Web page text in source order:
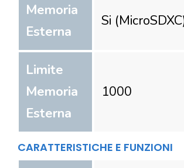
Memoria
Esterna
Si
Limite
Memoria
Esterna
1000
CARATTERISTICHE E FUNZIONI